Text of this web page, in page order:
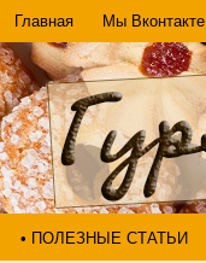
Главная Мы Вконтакте
• ПОЛЕЗНЫЕ СТАТЬИ